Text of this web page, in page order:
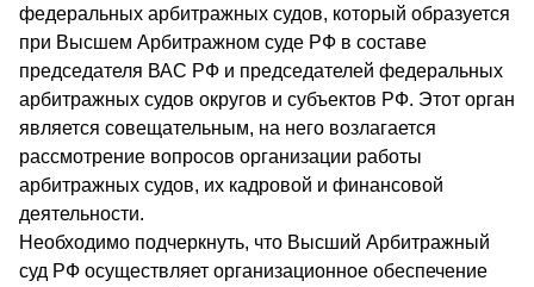
федеральных арбитражных судов, который образуется
при Высшем Арбитражном суде РФ в составе
председателя ВАС РФ и председателей федеральных
арбитражных судов округов и субъектов РФ. Этот орган
является совещательным, на него возлагается
рассмотрение вопросов организации работы
арбитражных судов, их кадровой и финансовой
деятельности.
Необходимо подчеркнуть, что Высший Арбитражный
суд РФ осуществляет организационное обеспечение